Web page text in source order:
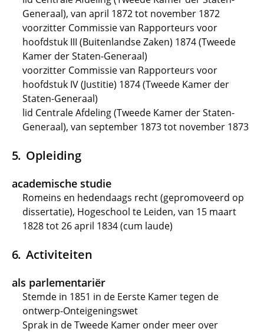
Generaal), van april 1872 tot november 1872
voorzitter Commissie van Rapporteurs voor
hoofdstuk III (Buitenlandse Zaken) 1874 (Tweede
Kamer der Staten-Generaal)
voorzitter Commissie van Rapporteurs voor
hoofdstuk IV (Justitie) 1874 (Tweede Kamer der
Staten-Generaal)
lid Centrale Afdeling (Tweede Kamer der Staten-
Generaal), van september 1873 tot november 1873
Opleiding
academische studie
Romeins en hedendaags recht (gepromoveerd op
dissertatie), Hogeschool te Leiden, van 15 maart
1828 tot 26 april 1834 (cum laude)
Activiteiten
als parlementariër
Stemde in 1851 in de Eerste Kamer tegen de
ontwerp-Onteigeningswet
Sprak in de Tweede Kamer onder meer over